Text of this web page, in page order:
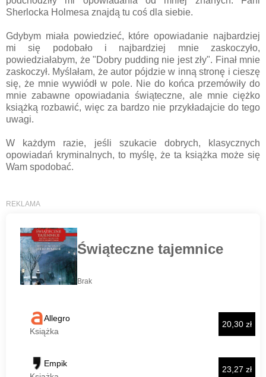
Sherlocka Holmesa znajdą tu coś dla siebie.
Gdybym miała powiedzieć, które opowiadanie najbardziej
mi się podobało i najbardziej mnie zaskoczyło,
powiedziałabym, że "Dobry pudding nie jest zły". Finał mnie
zaskoczył. Myślałam, że autor pójdzie w inną stronę i cieszę
się, że mnie wywiódł w pole. Nie do końca przemówiły do
mnie zabawne opowiadania świąteczne, ale mnie ciężko
książką rozbawić, więc za bardzo nie przykładajcie do tego
uwagi.
W każdym razie, jeśli szukacie dobrych, klasycznych
opowiadań kryminalnych, to myślę, że ta książka może się
Wam spodobać.